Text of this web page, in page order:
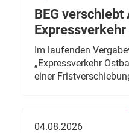
BEG
Im laufenden
„Expressverkehr
einer
04.08.2026